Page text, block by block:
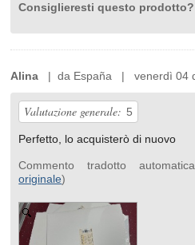
Consiglieresti questo prodotto?
Alina | da España | venerdì 04
Valutazione generale: 5
Perfetto, lo acquisterò di nuovo
Commento tradotto
originale)